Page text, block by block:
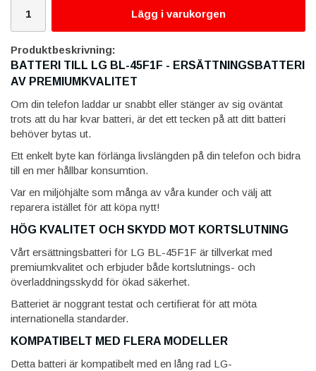
Lägg i varukorgen
Produktbeskrivning:
BATTERI TILL LG BL-45F1F - ERSÄTTNINGSBATTERI
AV PREMIUMKVALITET
Om din telefon laddar ur snabbt eller stänger av sig oväntat
trots att du har kvar batteri, är det ett tecken på att ditt batteri
behöver bytas ut.
Ett enkelt byte kan förlänga livslängden på din telefon och bidra
till en mer hållbar konsumtion.
Var en miljöhjälte som många av våra kunder och välj att
reparera istället för att köpa nytt!
HÖG KVALITET OCH SKYDD MOT KORTSLUTNING
Vårt ersättningsbatteri för LG BL-45F1F är tillverkat med
premiumkvalitet och erbjuder både kortslutnings- och
överladdningsskydd för ökad säkerhet.
Batteriet är noggrant testat och certifierat för att möta
internationella standarder.
KOMPATIBELT MED FLERA MODELLER
Detta batteri är kompatibelt med en lång rad LG-